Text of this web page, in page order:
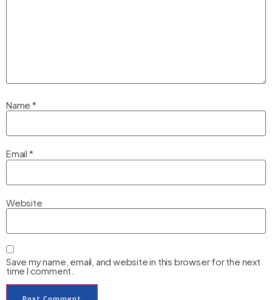
Name *
Email *
Website
Save my name, email, and website in this browser for the next
time I comment.